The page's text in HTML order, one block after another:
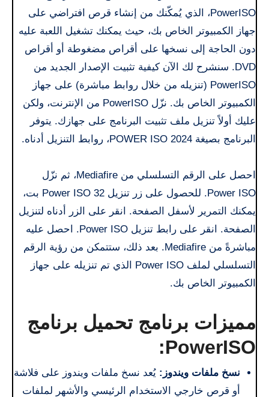
PowerISO، الذي يُمكّنك من إنشاء قرص افتراضي على
جهاز الكمبيوتر الخاص بك، حيث يمكنك تشغيل اللعبة عليه
دون الحاجة إلى نسخها على أقراص مضغوطة أو أقراص
DVD. سنشرح لك الآن كيفية تثبيت الإصدار الجديد من
PowerISO (تنزيله من خلال روابط مباشرة) على جهاز
الكمبيوتر الخاص بك. نزّل PowerISO من الإنترنت، ولكن
عليك أولاً تنزيل ملف تثبيت البرنامج على جهازك. يتوفر
البرنامج بصيغة POWER ISO 2024، روابط التنزيل أدناه.
احصل على الرقم التسلسلي من Mediafire، ثم نزّل
Power ISO. للحصول على زر تنزيل Power ISO 32 بت،
يمكنك التمرير لأسفل الصفحة. انقر على الزر أدناه لتنزيل
الصفحة. انقر على رابط تنزيل Power ISO. احصل عليه
مباشرةً من Mediafire. بعد ذلك، ستتمكن من رؤية الرقم
التسلسلي لملف Power ISO الذي تم تنزيله على جهاز
الكمبيوتر الخاص بك.
مميزات برنامج تحميل برنامج
PowerISO:
نسخ ملفات ويندوز: يُعد نسخ ملفات ويندوز على فلاشة
أو قرص خارجي الاستخدام الرئيسي والأشهر لملفات